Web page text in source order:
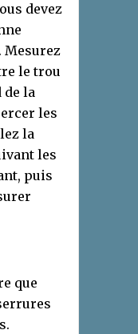
devez
Mesurez
le trou
de la
les
la
les
puis
que